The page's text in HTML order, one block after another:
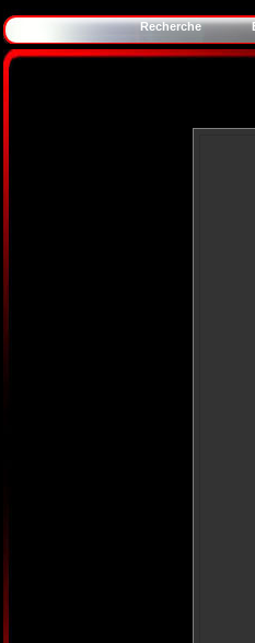
Recherche